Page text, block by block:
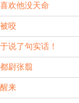
欢他没天命
咬
说了句实话！
尉张翦
来